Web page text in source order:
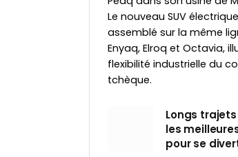
Le nouveau SUV
assemblé sur la même
Enyaq, Elroq et Octavia,
flexibilité industrielle du
tchèque.
Longs
les
pour se